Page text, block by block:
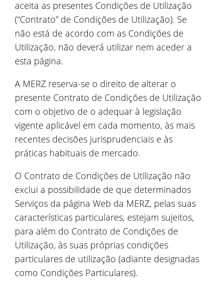
aceita as presentes Condições de Utilização
(“Contrato” de Condições de Utilização). Se
não está de acordo com as Condições de
Utilização, não deverá utilizar nem aceder a
esta página.
A MERZ reserva-se o direito de alterar o
presente Contrato de Condições de Utilização
com o objetivo de o adequar à legislação
vigente aplicável em cada momento, às mais
recentes decisões jurisprudenciais e às
práticas habituais de mercado.
O Contrato de Condições de Utilização não
exclui a possibilidade de que determinados
Serviços da página Web da MERZ, pelas suas
características particulares, estejam sujeitos,
para além do Contrato de Condições de
Utilização, às suas próprias condições
particulares de utilização (adiante designadas
como Condições Particulares).